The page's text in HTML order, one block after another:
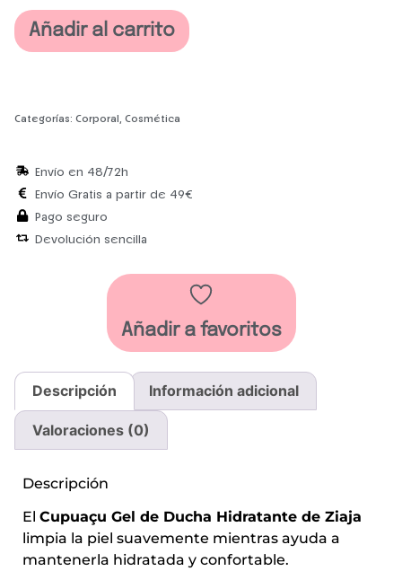
Añadir al carrito
Categorías: Corporal Cosmética
Envío en 48/72h
Envío Gratis a partir de 49€
Pago seguro
Devolución sencilla
Añadir a favoritos
Descripción Información adicional
Valoraciones (0)
Descripción
El Cupuaçu Gel de Ducha Hidratante de Ziaja
limpia la piel suavemente mientras ayuda a
mantenerla hidratada y confortable.